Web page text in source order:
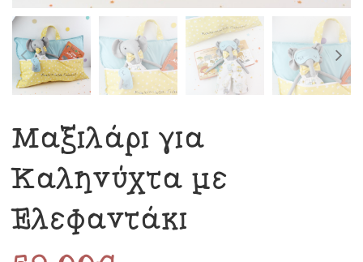
Μαξιλάρι για
Καληνύχτα με
Ελεφαντάκι